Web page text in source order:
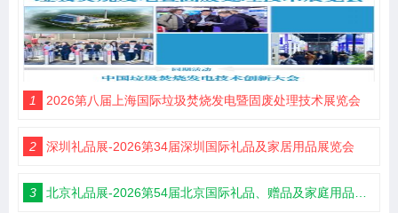
1 2026第八届上海国际垃圾焚烧发电暨固废处理技术展览会
2 深圳礼品展-2026第34届深圳国际礼品及家居用品展览会
3 北京礼品展-2026第54届北京国际礼品、赠品及家庭用品展览会